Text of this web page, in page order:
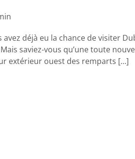
déjà eu la chance de visiter
saviez-vous qu’une toute
extérieur ouest des remparts […]